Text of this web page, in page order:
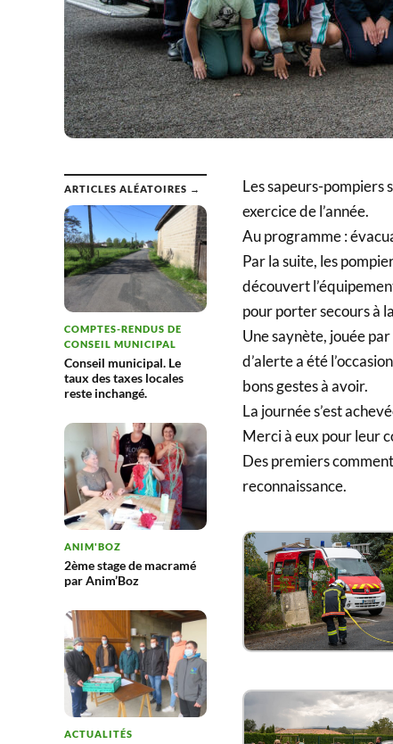
ARTICLES ALÉATOIRES →
COMPTES-RENDUS DE
CONSEIL MUNICIPAL
Conseil municipal. Le
taux des taxes locales
reste inchangé.
ANIM'BOZ
2ème stage de macramé
par Anim’Boz
ACTUALITÉS
Les sapeurs-pompiers
exercice de l’année.
Au programme :
Par la suite, les
découvert
pour porter secours à
Une saynète, jouée
d’alerte a été
bons gestes à avoir.
La journée s’est
Merci à eux pour leur
Des premiers
reconnaissance.